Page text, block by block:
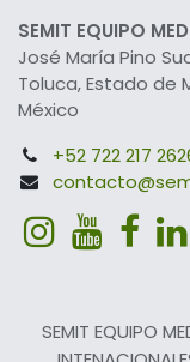
SEMIT EQUIPO
José María Pino
Toluca, Estado de
México
+52 722 217
SEMIT EQUIPO